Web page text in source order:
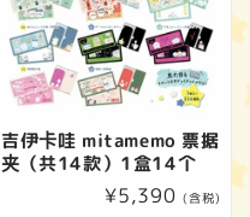
吉伊卡哇 mitamemo 票据
夹（共14款）1盒14个
常
¥5,390 (含税)